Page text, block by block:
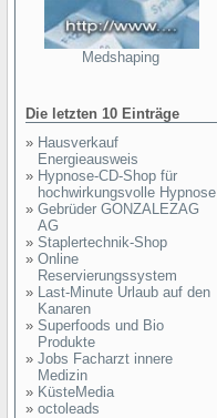
Medshaping
Die letzten 10 Einträge
» Hausverkauf
Energieausweis
» Hypnose-CD-Shop für
hochwirkungsvolle Hypnose
» Gebrüder GONZALEZAG
AG
» Staplertechnik-Shop
» Online
Reservierungssystem
» Last-Minute Urlaub auf den
Kanaren
» Superfoods und Bio
Produkte
» Jobs Facharzt innere
Medizin
» KüsteMedia
» octoleads